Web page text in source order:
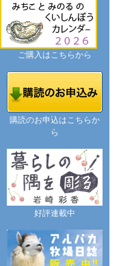
ご購入はこちらから
購読のお申込はこちらか
ら
好評連載中